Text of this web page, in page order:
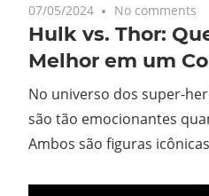
07/05/2024 No comments
Hulk vs. Thor:
Melhor em um
No universo dos super-
são tão emocionantes
Ambos são figuras